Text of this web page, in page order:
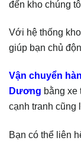
đến kho chúng
Với hệ thống
giúp bạn chủ
Vận chuyển
Dương bằng
cạnh tranh cũng
Bạn có thể liên